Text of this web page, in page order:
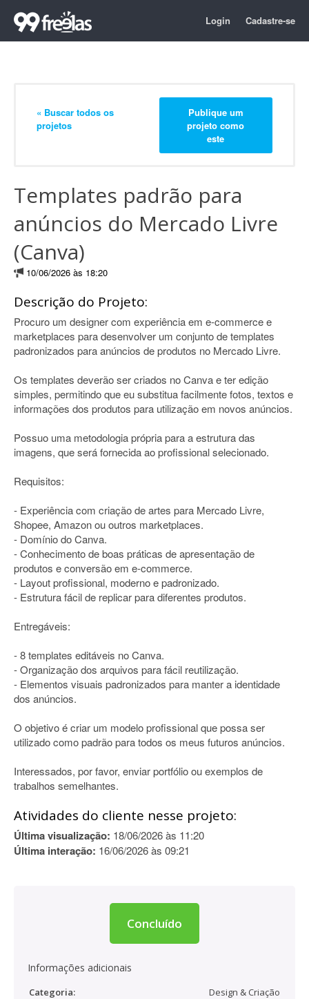
Login Cadastre-se
« Buscar todos os
projetos
Publique um
projeto como
este
Templates padrão para
anúncios do Mercado Livre
(Canva)
10/06/2026 às 18:20
Descrição do Projeto:
Procuro um designer com experiência em e-commerce e
marketplaces para desenvolver um conjunto de templates
padronizados para anúncios de produtos no Mercado Livre.
Os templates deverão ser criados no Canva e ter edição
simples, permitindo que eu substitua facilmente fotos, textos e
informações dos produtos para utilização em novos anúncios.
Possuo uma metodologia própria para a estrutura das
imagens, que será fornecida ao profissional selecionado.
Requisitos:
- Experiência com criação de artes para Mercado Livre,
Shopee, Amazon ou outros marketplaces.
- Domínio do Canva.
- Conhecimento de boas práticas de apresentação de
produtos e conversão em e-commerce.
- Layout profissional, moderno e padronizado.
- Estrutura fácil de replicar para diferentes produtos.
Entregáveis:
- 8 templates editáveis no Canva.
- Organização dos arquivos para fácil reutilização.
- Elementos visuais padronizados para manter a identidade
dos anúncios.
O objetivo é criar um modelo profissional que possa ser
utilizado como padrão para todos os meus futuros anúncios.
Interessados, por favor, enviar portfólio ou exemplos de
trabalhos semelhantes.
Atividades do cliente nesse projeto:
Última visualização: 18/06/2026 às 11:20
Última interação: 16/06/2026 às 09:21
Concluído
Informações adicionais
Categoria:
Design & Criação